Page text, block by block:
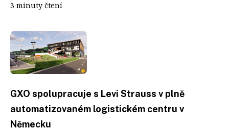
3 minuty čtení
GXO spolupracuje s Levi Strauss v plně
automatizovaném logistickém centru v
Německu